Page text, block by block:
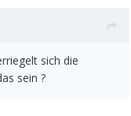
sich die
sein ?